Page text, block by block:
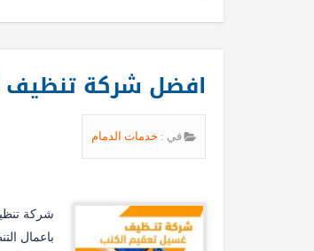
افضل شركة تنظيف كنب
في : خدمات الدمام
شركة
باعمال